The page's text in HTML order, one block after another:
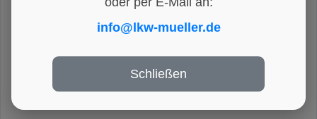
info@lkw-mueller.de
Schließen
Iveco Eurocargo 75 E 17 Hinterachsfedern
HERSTELLERKATEGORIEARTIKEL-NR.